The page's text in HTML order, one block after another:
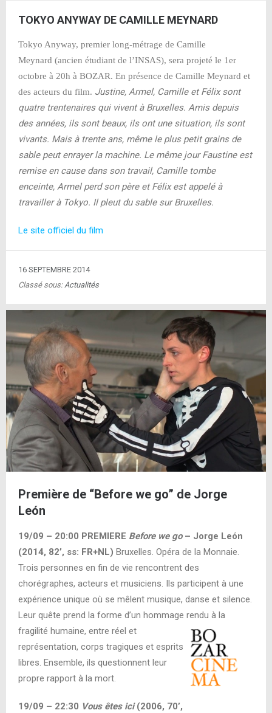
TOKYO ANYWAY DE CAMILLE MEYNARD
Tokyo Anyway, premier long-métrage de Camille
Meynard (ancien étudiant de l’INSAS), sera projeté le 1er
octobre à 20h à BOZAR. En présence de Camille Meynard et
des acteurs du film. Justine, Armel, Camille et Félix sont
quatre trentenaires qui vivent à Bruxelles. Amis depuis
des années, ils sont beaux, ils ont une situation, ils sont
vivants. Mais à trente ans, même le plus petit grains de
sable peut enrayer la machine. Le même jour Faustine est
remise en cause dans son travail, Camille tombe
enceinte, Armel perd son père et Félix est appelé à
travailler à Tokyo. Il pleut du sable sur Bruxelles.
Le site officiel du film
16 SEPTEMBRE 2014
Classé sous: Actualités
Première de “Before we go” de Jorge
León
19/09 – 20:00 PREMIERE Before we go – Jorge León
(2014, 82’, ss: FR+NL) Bruxelles. Opéra de la Monnaie.
Trois personnes en fin de vie rencontrent des
chorégraphes, acteurs et musiciens. Ils participent à une
expérience unique où se mêlent musique, danse et silence.
Leur quête prend la forme d’un hommage rendu à la
fragilité humaine, entre réel et
représentation, corps tragiques et esprits
libres. Ensemble, ils questionnent leur
propre rapport à la mort.
19/09 – 22:30 Vous êtes ici(2006, 70’,